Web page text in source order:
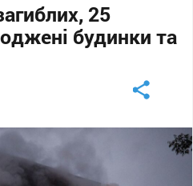
25
будинки та